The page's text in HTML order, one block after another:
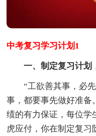
中考复习学习计划1
一、制定复习计划
“工欲善其事，必先
事，都要事先做好准备
绩的有力保证，每位学
虎应付，你在制定复习